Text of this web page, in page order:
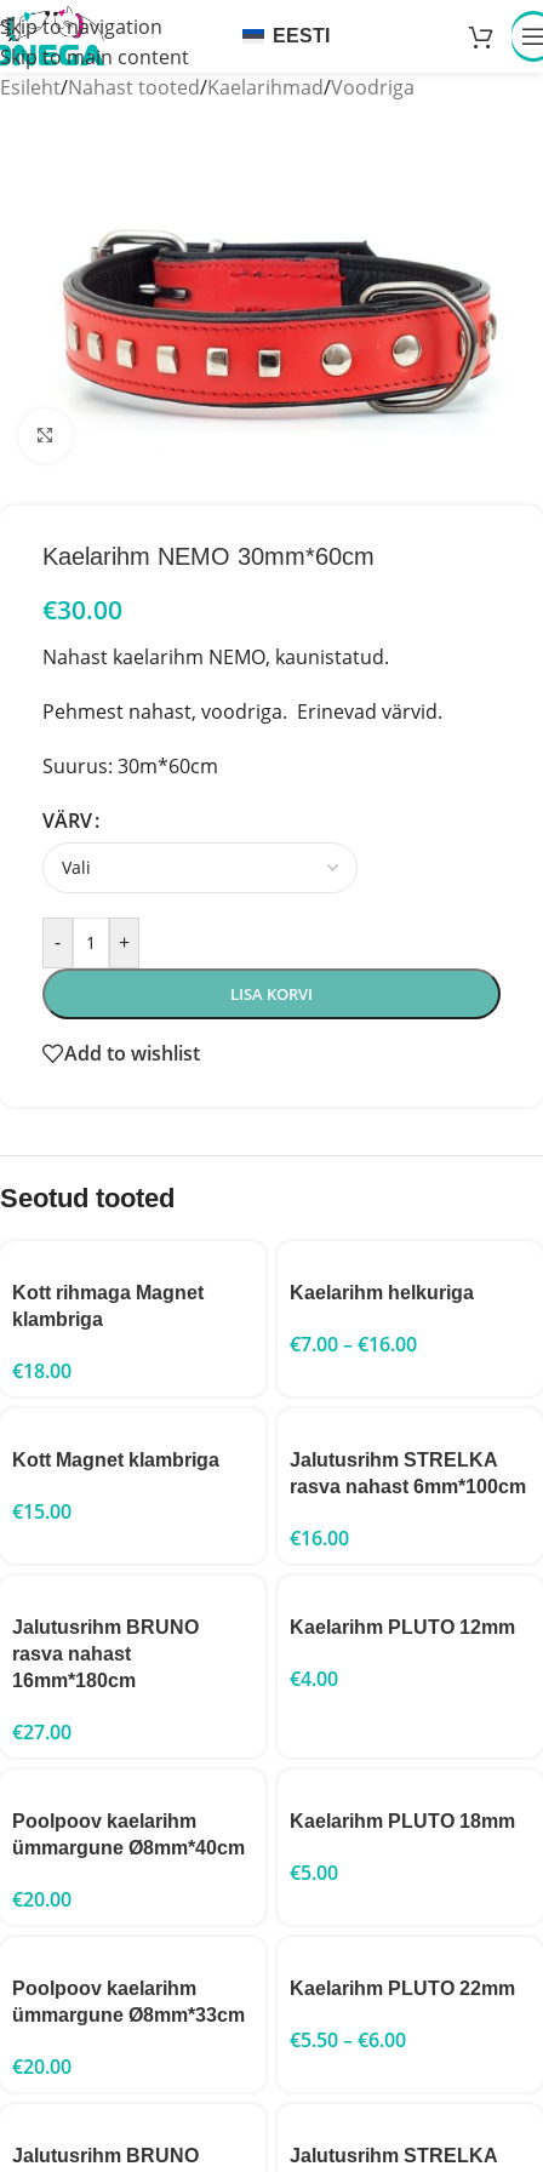
Skip to navigation
Skip to main content
EESTI
Esileht/Nahast tooted/Kaelarihmad/Voodriga
Kaelarihm NEMO 30mm*60cm
€30.00
Nahast kaelarihm NEMO, kaunistatud.
Pehmest nahast, voodriga. Erinevad värvid.
Suurus: 30m*60cm
VÄRV
- +
LISA KORVI
Add to wishlist
Seotud tooted
Kott rihmaga Magnet
klambriga
€18.00
Kaelarihm helkuriga
€7.00–€16.00
Kott Magnet klambriga
€15.00
Jalutusrihm STRELKA
rasva nahast 6mm*100cm
€16.00
Jalutusrihm BRUNO
rasva nahast
16mm*180cm
€27.00
Kaelarihm PLUTO 12mm
€4.00
Poolpoov kaelarihm
ümmargune Ø8mm*40cm
€20.00
Kaelarihm PLUTO 18mm
€5.00
Poolpoov kaelarihm
ümmargune Ø8mm*33cm
€20.00
Kaelarihm PLUTO 22mm
€5.50–€6.00
Jalutusrihm BRUNO
Jalutusrihm STRELKA